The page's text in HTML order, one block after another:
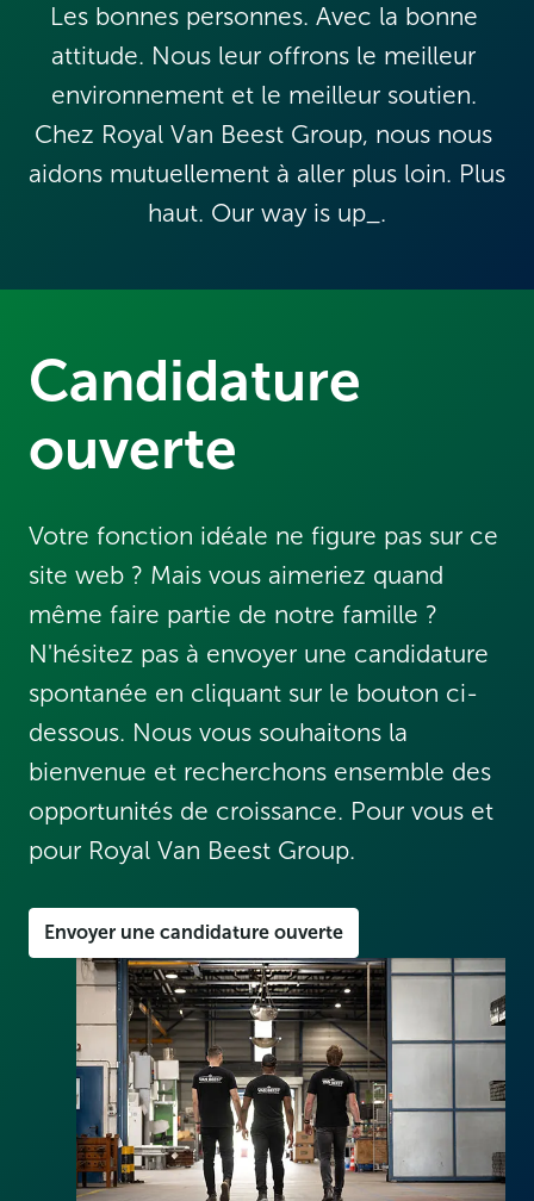
Les bonnes personnes. Avec la bonne
attitude. Nous leur offrons le meilleur
environnement et le meilleur soutien.
Chez Royal Van Beest Group, nous nous
aidons mutuellement à aller plus loin. Plus
haut. Our way is up_.
Candidature
ouverte
Votre fonction idéale ne figure pas sur ce
site web ? Mais vous aimeriez quand
même faire partie de notre famille ?
N'hésitez pas à envoyer une candidature
spontanée en cliquant sur le bouton ci-
dessous. Nous vous souhaitons la
bienvenue et recherchons ensemble des
opportunités de croissance. Pour vous et
pour Royal Van Beest Group.
Envoyer une candidature ouverte